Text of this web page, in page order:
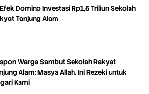
Domino Investasi Rp1,5 Triliun Sekolah
Tanjung Alam
Warga Sambut Sekolah Rakyat
Alam: Masya Allah, Ini Rezeki untuk
Kami